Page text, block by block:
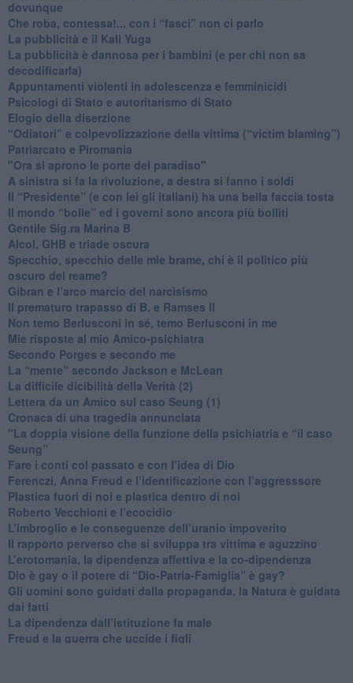
dovunque
​Che roba, contessa!... con i “fasci” non ci parlo
La pubblicità e il Kali Yuga
​La pubblicità è dannosa per i bambini (e per chi non sa
decodificarla)
​Appuntamenti violenti in adolescenza e femminicidi
​Psicologi di Stato e autoritarismo di Stato
Elogio della diserzione
“Odiatori” e colpevolizzazione della vittima (“victim blaming”)
​Patriarcato e Piromania
"Ora si aprono le porte del paradiso"
​A sinistra si fa la rivoluzione, a destra si fanno i soldi
​Il “Presidente” (e con lei gli italiani) ha una bella faccia tosta
​Il mondo “bolle” ed i governi sono ancora più bolliti
​Gentile Sig.ra Marina B
​Alcol, GHB e triade oscura
​Specchio, specchio delle mie brame, chi è il politico più
oscuro del reame?
​Gibran e l’arco marcio del narcisismo
​Il prematuro trapasso di B. e Ramses II
​Non temo Berlusconi in sé, temo Berlusconi in me
​Mie risposte al mio Amico-psichiatra
​Secondo Porges e secondo me
​La “mente” secondo Jackson e McLean
La difficile dicibilità della Verità (2)
​Lettera da un Amico sul caso Seung (1)
​Cronaca di una tragedia annunciata
"​La doppia visione della funzione della psichiatria e “il caso
Seung”
​Fare i conti col passato e con l’idea di Dio
​Ferenczi, Anna Freud e l’identificazione con l’aggresssore
Plastica fuori di noi e plastica dentro di noi
​Roberto Vecchioni e l’ecocidio
​L’imbroglio e le conseguenze dell’uranio impoverito
​Il rapporto perverso che si sviluppa tra vittima e aguzzino
L’erotomania, la dipendenza affettiva e la co-dipendenza
​Dio è gay o il potere di “Dio-Patria-Famiglia” è gay?
​Gli uomini sono guidati dalla propaganda, la Natura è guidata
dai fatti
La dipendenza dall’istituzione fa male
​Freud e la guerra che uccide i figli